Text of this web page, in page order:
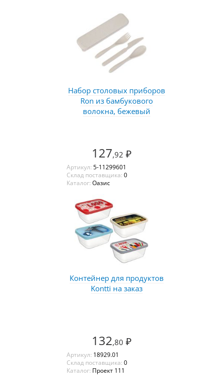
Набор столовых приборов
Ron из бамбукового
волокна, бежевый
127,92 ₽
Артикул: 5-11299601
Склад поставщика: 0
Каталог: Оазис
Контейнер для продуктов
Kontti на заказ
132,80 ₽
Артикул: 18929.01
Склад поставщика: 0
Каталог: Проект 111